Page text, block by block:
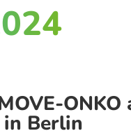
in Berlin